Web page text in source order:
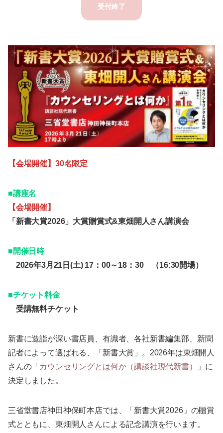
受付終了
【会場開催】30名限定
■講座名
【会場開催】
「新書大賞2026」大賞贈賞式&東畑開人さん講演会
■開催日時
2026年3月21日(土) 17：00～18：30
（16:30開場）
■チケット料金
受講無料チケット
新書に造詣が深い書店員、有識者、各社新書編集部、新聞
記者によって選ばれる、「新書大賞」。2026年は東畑開人
さんの「 カウンセリングとは何か（講談社現代新書）
」に
決定しました。
三省堂書店神田神保町本店では、「新書大賞2026」の贈賞
式とともに、東畑開人さんによる記念講演を行います。